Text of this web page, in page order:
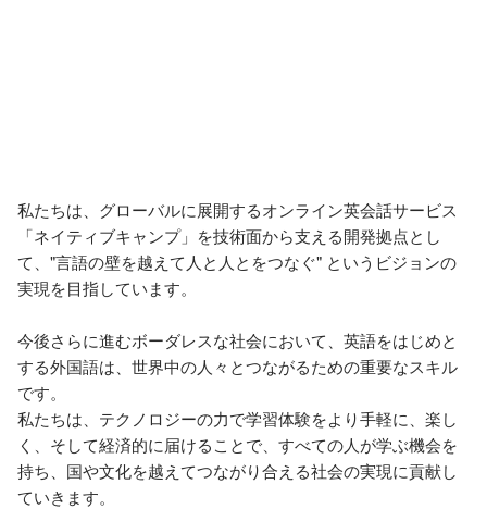
私たちは、グローバルに展開するオンライン英会話サービス
「ネイティブキャンプ」を技術面から支える開発拠点とし
て、"言語の壁を越えて人と人とをつなぐ" というビジョンの
実現を目指しています。
今後さらに進むボーダレスな社会において、英語をはじめと
する外国語は、世界中の人々とつながるための重要なスキル
です。
私たちは、テクノロジーの力で学習体験をより手軽に、楽し
く、そして経済的に届けることで、すべての人が学ぶ機会を
持ち、国や文化を越えてつながり合える社会の実現に貢献し
ていきます。